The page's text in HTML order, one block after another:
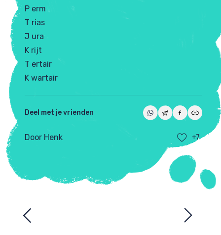
P erm
T rias
J ura
K rijt
T ertair
K wartair
Deel met je vrienden
Door Henk +7
Ezelsbruggetjes
navigatie